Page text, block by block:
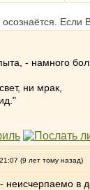
осознаётся.
- намного
ни мрак,
(9 лет тому назад)
в